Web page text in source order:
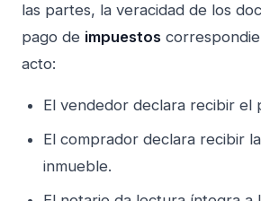
las partes, la veracidad de los
pago de impuestos
acto:
El vendedor declara recibir el
El comprador declara recibir
inmueble.